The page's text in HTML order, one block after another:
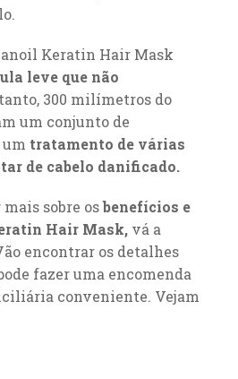
Keratin Hair Mask
leve que não
300 milímetros do
um conjunto de
tratamento de várias
de cabelo danificado.
mais sobre osbenefícios e
Hair Mask, vá a
encontrar os detalhes
fazer uma encomenda
conveniente. Vejam